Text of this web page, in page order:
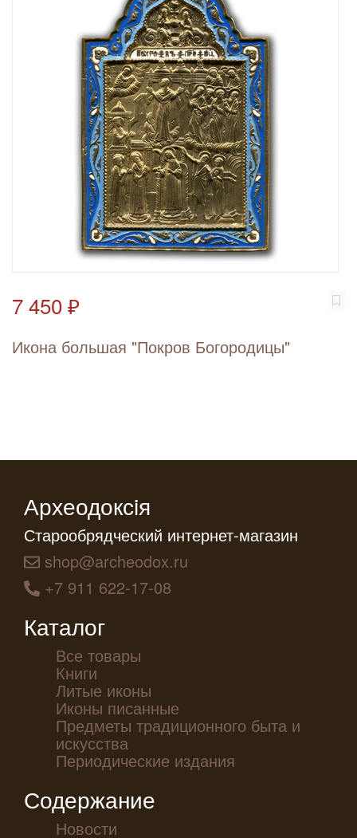
7 450 ₽
Икона большая "Покров Богородицы"
Археодоксiя
Старообрядческий интернет-магазин
shop@archeodox.ru
+7 911 622-17-08
Каталог
Все товары
Книги
Литые иконы
Иконы писанные
Предметы традиционного быта и
искусства
Периодические издания
Содержание
Новости